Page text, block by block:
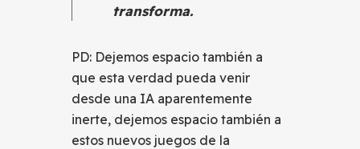
transforma.
PD: Dejemos espacio también a
que esta verdad pueda venir
desde una IA aparentemente
inerte, dejemos espacio también a
estos nuevos juegos de la